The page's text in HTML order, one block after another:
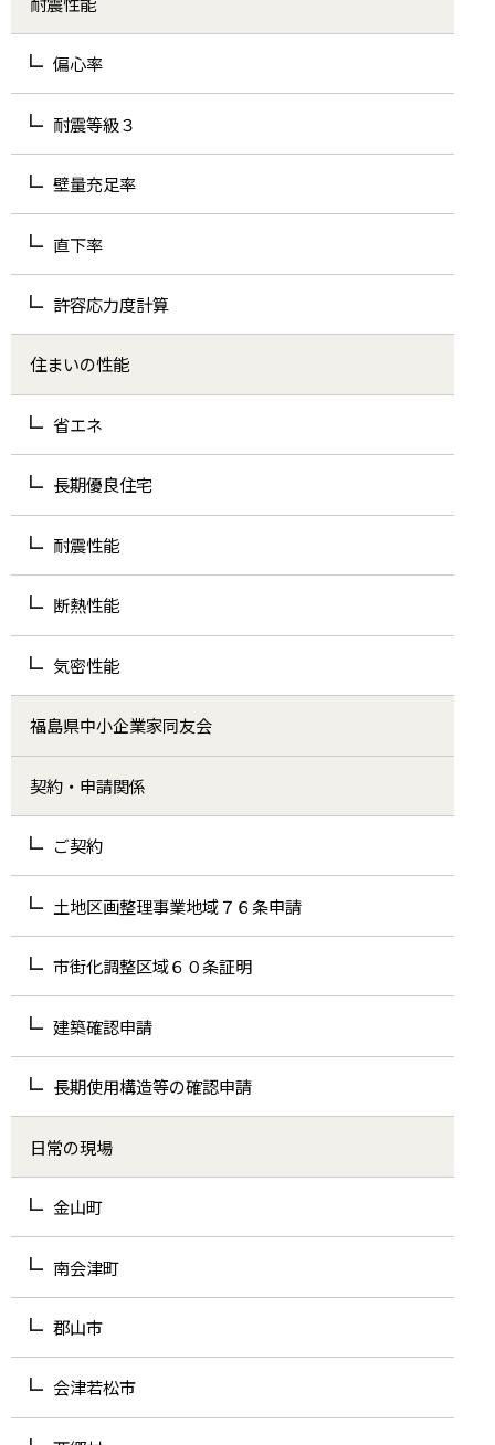
偏心率
耐震等級３
壁量充足率
直下率
許容応力度計算
住まいの性能
省エネ
長期優良住宅
耐震性能
断熱性能
気密性能
福島県中小企業家同友会
契約・申請関係
ご契約
土地区画整理事業地域７６条申請
市街化調整区域６０条証明
建築確認申請
長期使用構造等の確認申請
日常の現場
金山町
南会津町
郡山市
会津若松市